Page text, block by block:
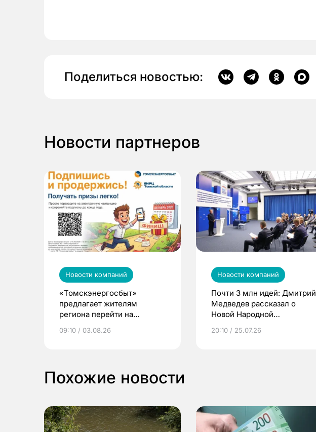
Поделиться новостью:
Новости партнеров
Новости компаний
«Томскэнергосбыт»
предлагает жителям
региона перейти на
выиграть призы
09:10 / 03.08.26
Новости компаний
Почти 3 млн идей: Дмитрий
Медведев рассказал о
Новой Народной
20:10 / 25.07.26
Похожие новости